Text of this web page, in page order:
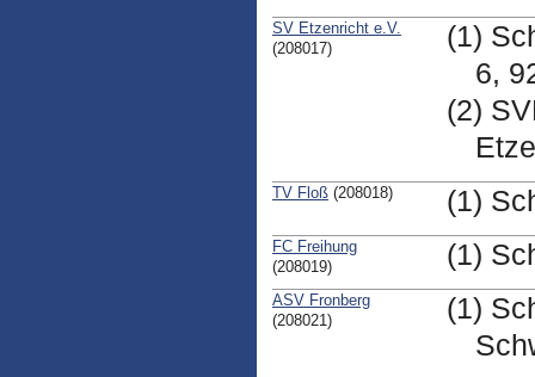
SV Etzenricht e.V.
(208017)
(1)
6,
(2)
TV Floß(208018) (1)
FC Freihung
(208019)
(1)
ASV Fronberg
(208021)
(1)